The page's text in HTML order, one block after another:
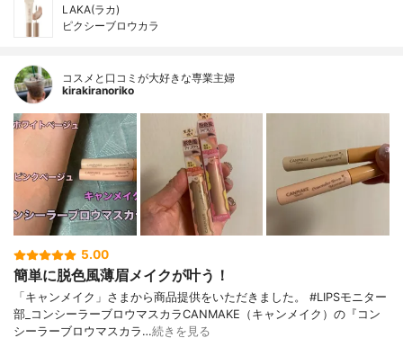
LAKA(ラカ)
ピクシーブロウカラ
コスメと口コミが大好きな専業主婦
kirakiranoriko
5.00
簡単に脱色風薄眉メイクが叶う！
「キャンメイク」さまから商品提供をいただきました。 #LIPSモニター
部_コンシーラーブロウマスカラCANMAKE（キャンメイク）の『コン
シーラーブロウマスカラ…続きを見る